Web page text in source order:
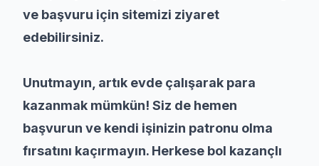
ve başvuru için sitemizi ziyaret
edebilirsiniz.
Unutmayın, artık evde çalışarak para
kazanmak mümkün! Siz de hemen
başvurun ve kendi işinizin patronu olma
fırsatını kaçırmayın. Herkese bol kazançlı